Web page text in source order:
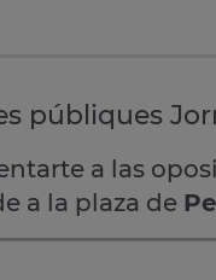
públiques
a las
a la plaza de